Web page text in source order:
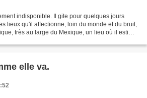
indisponible. Il gite pour quelques jours
lieux qu'il affectionne, loin du monde et du bruit,
très au large du Mexique, un lieu où il estime
elle va.